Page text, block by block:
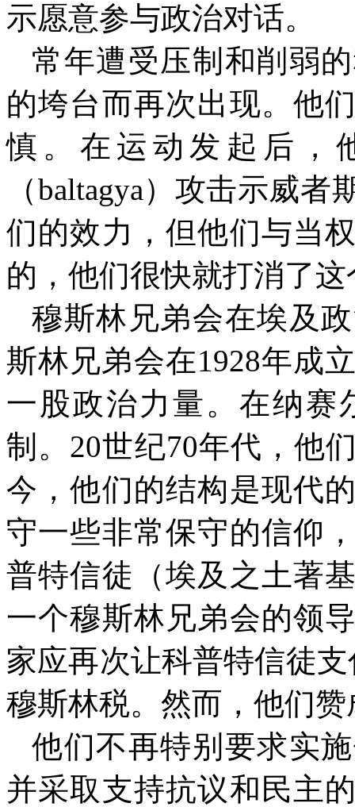
示愿意参与政治对话。
常年遭受压制和削弱
的垮台而再次出现。他
慎。在运动发起后，
（baltagya）攻击示威者
们的效力，但他们与当
的，他们很快就打消了
穆斯林兄弟会在埃及
斯林兄弟会在1928年成
一股政治力量。在纳赛
制。 20世纪70年代，他
今，他们的结构是现代
守一些非常保守的信仰
普特信徒（埃及之土著
一个穆斯林兄弟会的领
家应再次让科普特信徒
穆斯林税。然而，他们
他们不再特别要求实
并采取支持抗议和民主